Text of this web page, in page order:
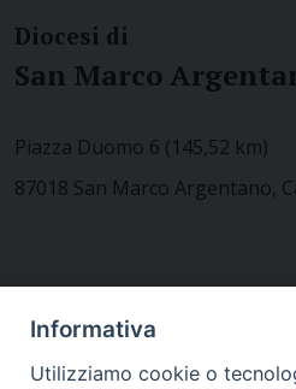
Diocesi di
San Marco
Piazza Duomo 6 (145,52 km)
87018 San Marco Argentano,
Informativa
Utilizziamo cookie o